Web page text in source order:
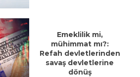
Emeklilik mi,
mühimmat mı?:
Refah devletlerinden
savaş devletlerine
dönüş